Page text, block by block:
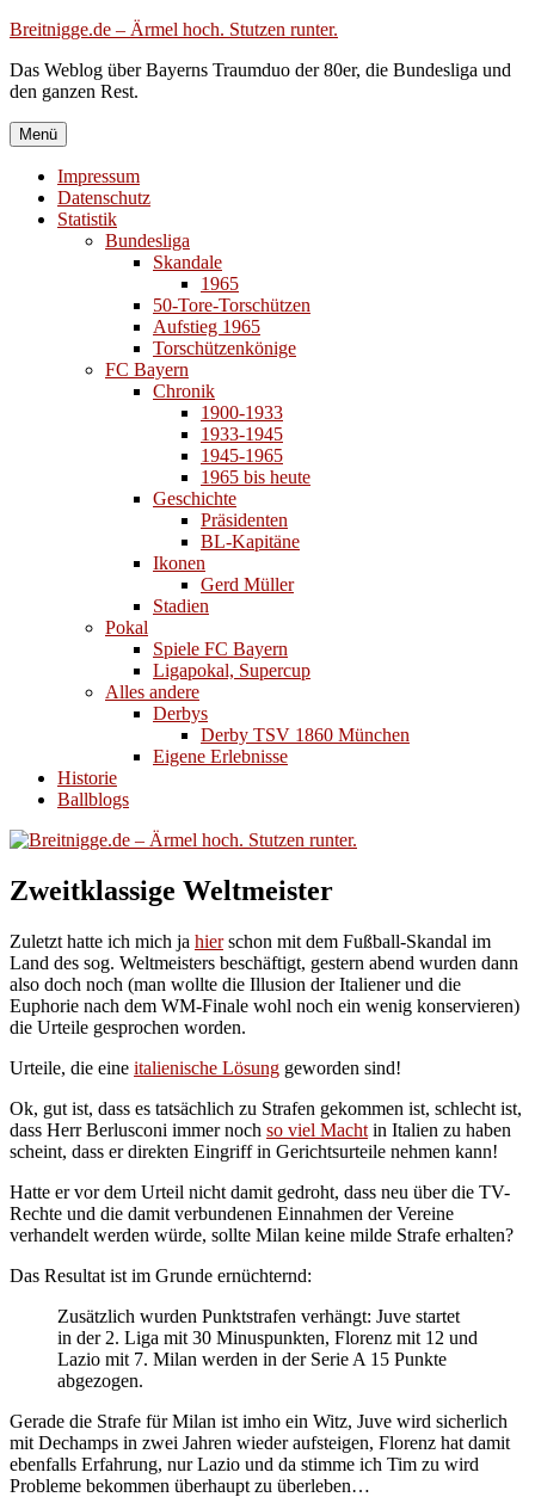
Zum
springen
Breitnigge.de – Ärmel hoch. Stutzen runter.
Das Weblog über Bayerns Traumduo der 80er, die Bundesliga und
den ganzen Rest.
Menü
Impressum
Datenschutz
Statistik
Bundesliga
Skandale
1965
50-Tore-Torschützen
Aufstieg 1965
Torschützenkönige
FC Bayern
Chronik
1900-1933
1933-1945
1945-1965
1965 bis heute
Geschichte
Präsidenten
BL-Kapitäne
Ikonen
Gerd Müller
Stadien
Pokal
Spiele FC Bayern
Ligapokal, Supercup
Alles andere
Derbys
Derby TSV 1860 München
Eigene Erlebnisse
Historie
Ballblogs
Zweitklassige Weltmeister
Zuletzt hatte ich mich ja hierschon mit dem Fußball-Skandal im
Land des sog. Weltmeisters beschäftigt, gestern abend wurden dann
also doch noch (man wollte die Illusion der Italiener und die
Euphorie nach dem WM-Finale wohl noch ein wenig konservieren)
die Urteile gesprochen worden.
Urteile, die eine italienische Lösung geworden sind!
Ok, gut ist, dass es tatsächlich zu Strafen gekommen ist, schlecht ist,
dass Herr Berlusconi immer noch so viel Macht in Italien zu haben
scheint, dass er direkten Eingriff in Gerichtsurteile nehmen kann!
Hatte er vor dem Urteil nicht damit gedroht, dass neu über die TV-
Rechte und die damit verbundenen Einnahmen der Vereine
verhandelt werden würde, sollte Milan keine milde Strafe erhalten?
Das Resultat ist im Grunde ernüchternd:
Zusätzlich wurden Punktstrafen verhängt: Juve startet
in der 2. Liga mit 30 Minuspunkten, Florenz mit 12 und
Lazio mit 7. Milan werden in der Serie A 15 Punkte
abgezogen.
Gerade die Strafe für Milan ist imho ein Witz, Juve wird sicherlich
mit Dechamps in zwei Jahren wieder aufsteigen, Florenz hat damit
ebenfalls Erfahrung, nur Lazio und da stimme ich Tim zu wird
Probleme bekommen überhaupt zu überleben…